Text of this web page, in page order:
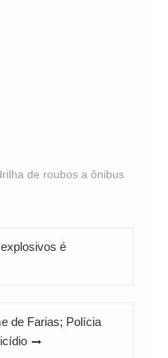
de roubos a ônibus
é
de Farias; Polícia